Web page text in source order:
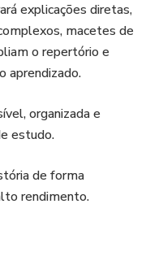
explicações diretas,
macetes de
o repertório e
aprendizado.
organizada e
estudo.
de forma
rendimento.